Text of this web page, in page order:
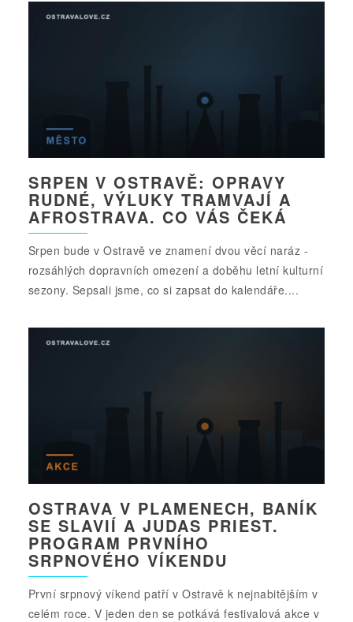
SRPEN V OSTRAVĚ: OPRAVY
RUDNÉ, VÝLUKY TRAMVAJÍ A
AFROSTRAVA. CO VÁS ČEKÁ
Srpen bude v Ostravě ve znamení dvou věcí naráz -
rozsáhlých dopravních omezení a doběhu letní kulturní
sezony. Sepsali jsme, co si zapsat do kalendáře....
OSTRAVA V PLAMENECH, BANÍK
SE SLAVIÍ A JUDAS PRIEST.
PROGRAM PRVNÍHO
SRPNOVÉHO VÍKENDU
První srpnový víkend patří v Ostravě k nejnabitějším v
celém roce. V jeden den se potkává festivalová akce v